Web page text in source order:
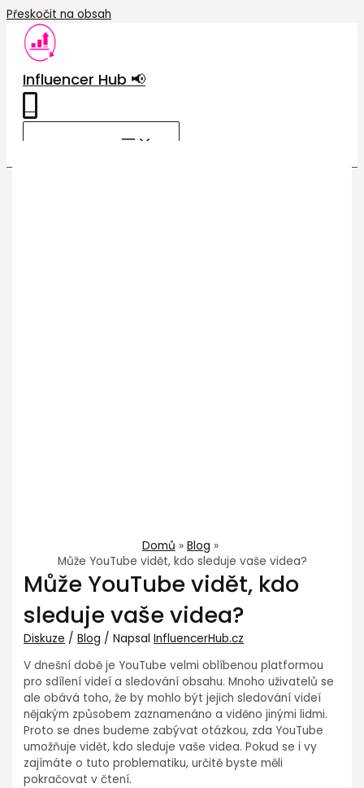
Přeskočit na obsah
Influencer Hub 📢
Domů
Blog
Může YouTube vidět, kdo sleduje vaše videa?
Může YouTube vidět, kdo
sleduje vaše videa?
Diskuze /Blog / NapsalInfluencerHub.cz
V dnešní době je YouTube velmi oblíbenou platformou
pro sdílení videí a sledování obsahu. Mnoho uživatelů se
ale obává toho, že by mohlo být jejich sledování videí
nějakým způsobem zaznamenáno a viděno jinými lidmi.
Proto se dnes budeme zabývat otázkou, zda YouTube
umožňuje vidět, kdo sleduje vaše videa. Pokud se i vy
zajímáte o tuto problematiku, určitě byste měli
pokračovat v čtení.